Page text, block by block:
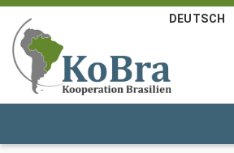
DEUTSCH